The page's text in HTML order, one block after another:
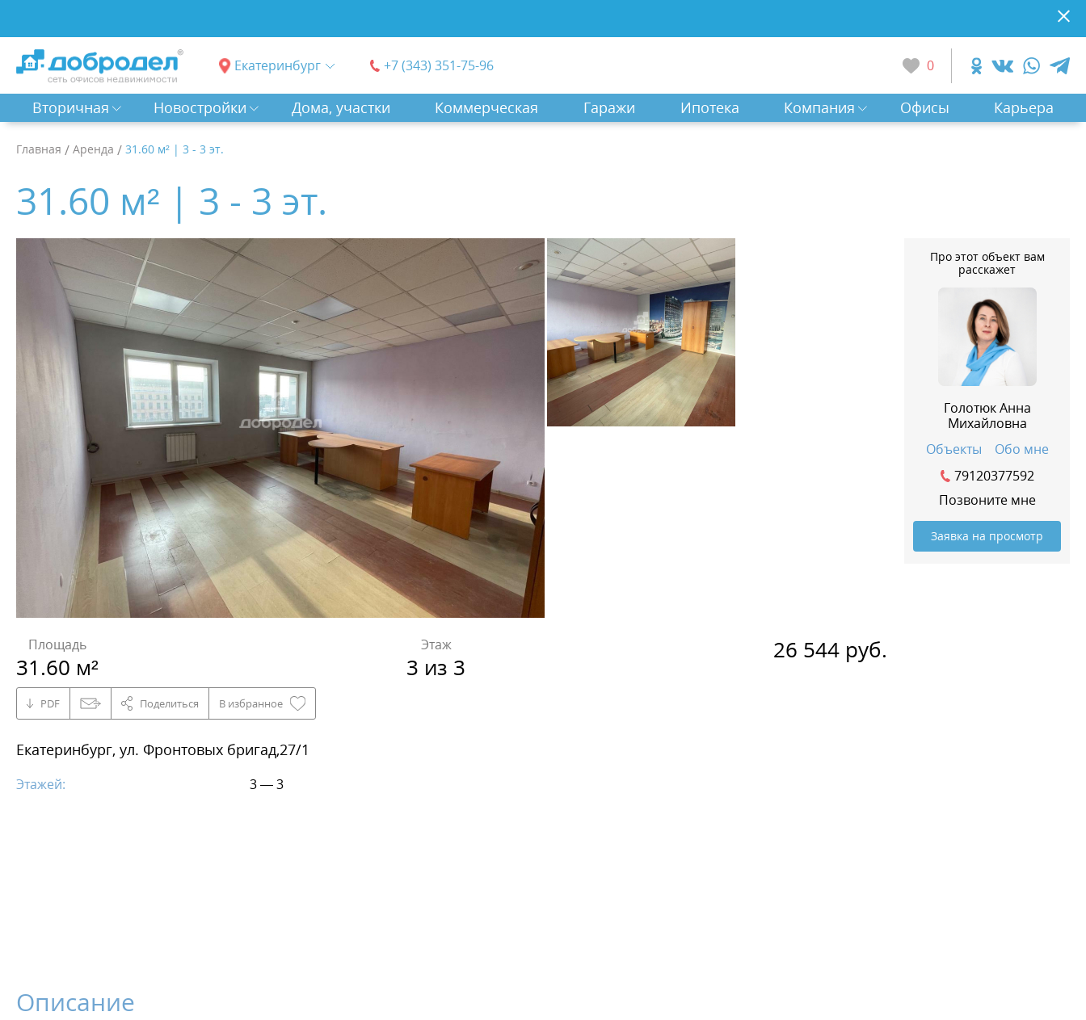
Екатеринбург +7 (343) 351-75-96 0
Вторичная Новостройки Дома, участки Коммерческая Гаражи Ипотека Компания Офисы Карьера
Главная / Аренда / 31.60 м² | 3 - 3 эт.
31.60 м² | 3 - 3 эт.
Площадь
31.60 м²
Этаж
3 из 3
26 544 руб.
PDF Поделиться В избранное
Екатеринбург, ул. Фронтовых бригад,27/1
Этажей: 3 — 3
Описание
Про этот объект вам
расскажет
Голотюк Анна
Михайловна
Объекты
Обо мне
79120377592
Позвоните мне
Заявка на просмотр